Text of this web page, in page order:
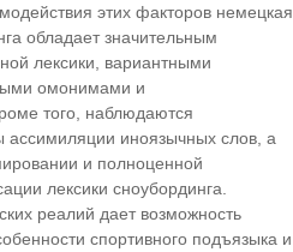
этих факторов немецкая
обладает значительным
лексики, вариантными
омонимами и
того, наблюдаются
иноязычных слов, а
и полноценной
лексики сноубординга.
реалий дает возможность
спортивного подъязыка и